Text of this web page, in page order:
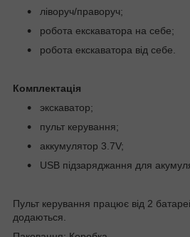
ліворуч/праворуч;
робота екскаватора на себе;
робота екскаватора від себе.
Комплектація
экскаватор;
пульт керування;
аккумулятор 3.7V;
USB підзаряджання для
Пульт керування працює від 2
додаються.